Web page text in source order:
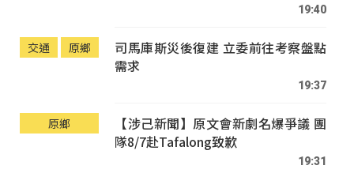
19:40
交通 原鄉
司馬庫斯災後復建 立委前往考察盤點
需求
19:37
原鄉
【涉己新聞】原文會新劇名爆爭議 團
隊8/7赴Tafalong致歉
19:31